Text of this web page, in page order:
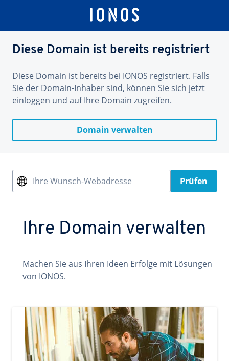
Diese Domain ist bereits registriert
Diese Domain ist bereits bei IONOS registriert. Falls
Sie der Domain-Inhaber sind, können Sie sich jetzt
einloggen und auf Ihre Domain zugreifen.
Domain verwalten
Ihre Wunsch-Webadresse Prüfen
Ihre Domain verwalten
Machen Sie aus Ihren Ideen Erfolge mit Lösungen
von IONOS.